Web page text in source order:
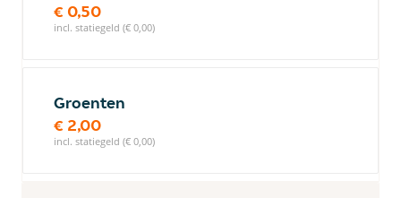
€ 0,50
incl. statiegeld (€ 0,00)
Groenten
€ 2,00
incl. statiegeld (€ 0,00)